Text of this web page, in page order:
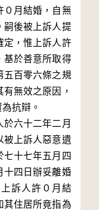
０月結婚，自無
嗣後被上訴人提
定，惟上訴人許
基於善意所取得
五百零六條之規
無效之原因，
抗辯。
六十二年二月
被上訴人惡意遺
十七年五月四
十四日辦妥離婚
訴人許０月結
其住居所竟指為